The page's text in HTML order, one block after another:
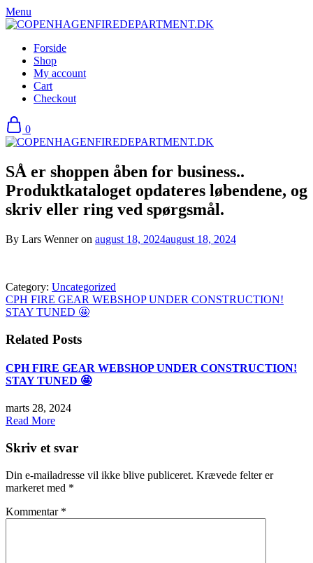
Skip
to
Menu
Forside
Shop
My account
Cart
Checkout
0
SÅ er shoppen åben for business..
Produktkataloget opdateres løbendene, og
skriv eller ring ved spørgsmål.
By Lars Wenner on august 18, 2024august 18, 2024
Category: Uncategorized
Indlægsnavigation
CPH FIRE GEAR WEBSHOP UNDER CONSTRUCTION!
STAY TUNED 🤩
Related Posts
CPH FIRE GEAR WEBSHOP UNDER CONSTRUCTION!
STAY TUNED 🤩
marts 28, 2024
Read More
Skriv et svar
Din e-mailadresse vil ikke blive publiceret. Krævede felter er
markeret med *
Kommentar *